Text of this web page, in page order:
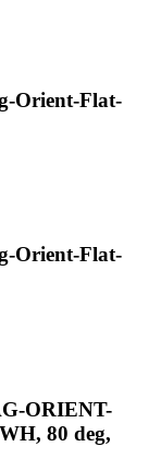
Orient-Flat-
Orient-Flat-
ORIENT-
80 deg,